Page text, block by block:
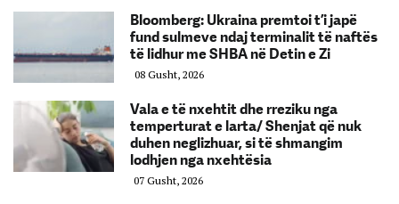
Bloomberg: Ukraina premtoi t’i japë
fund sulmeve ndaj terminalit të naftës
të lidhur me SHBA në Detin e Zi
08 Gusht, 2026
Vala e të nxehtit dhe rreziku nga
temperturat e larta/ Shenjat që nuk
duhen neglizhuar, si të shmangim
lodhjen nga nxehtësia
07 Gusht, 2026